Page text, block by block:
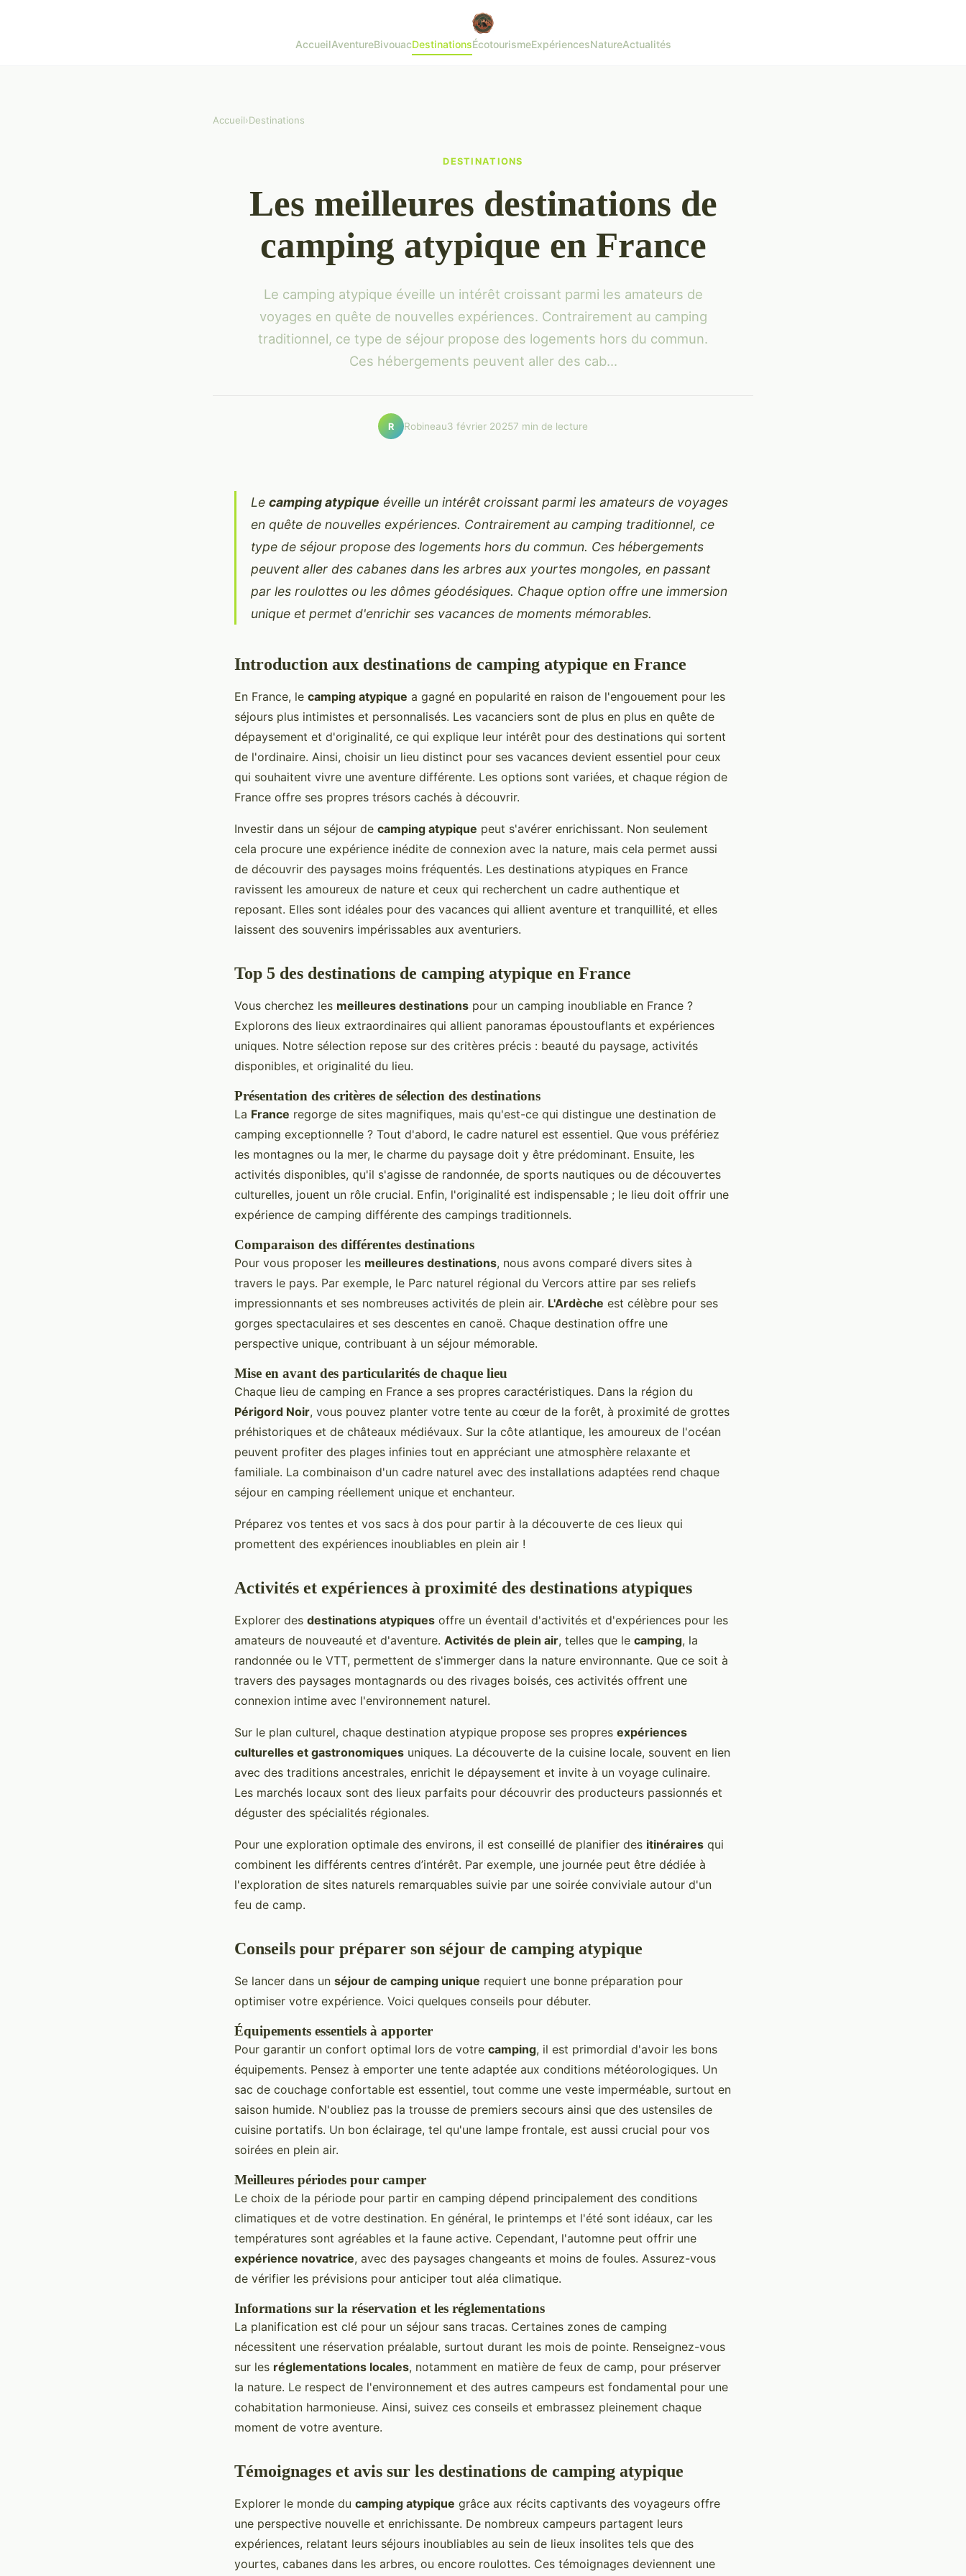
AccueilAventureBivouacDestinationsÉcotourismeExpériencesNatureActualités
Accueil›Destinations
DESTINATIONS
Les meilleures destinations de
camping atypique en France
Le camping atypique éveille un intérêt croissant parmi les amateurs de
voyages en quête de nouvelles expériences. Contrairement au camping
traditionnel, ce type de séjour propose des logements hors du commun.
Ces hébergements peuvent aller des cab...
R Robineau3 février 20257 min de lecture
Le camping atypique éveille un intérêt croissant parmi les amateurs de voyages
en quête de nouvelles expériences. Contrairement au camping traditionnel, ce
type de séjour propose des logements hors du commun. Ces hébergements
peuvent aller des cabanes dans les arbres aux yourtes mongoles, en passant
par les roulottes ou les dômes géodésiques. Chaque option offre une immersion
unique et permet d'enrichir ses vacances de moments mémorables.
Introduction aux destinations de camping atypique en France
En France, le camping atypique a gagné en popularité en raison de l'engouement pour les
séjours plus intimistes et personnalisés. Les vacanciers sont de plus en plus en quête de
dépaysement et d'originalité, ce qui explique leur intérêt pour des destinations qui sortent
de l'ordinaire. Ainsi, choisir un lieu distinct pour ses vacances devient essentiel pour ceux
qui souhaitent vivre une aventure différente. Les options sont variées, et chaque région de
France offre ses propres trésors cachés à découvrir.
Investir dans un séjour de camping atypique peut s'avérer enrichissant. Non seulement
cela procure une expérience inédite de connexion avec la nature, mais cela permet aussi
de découvrir des paysages moins fréquentés. Les destinations atypiques en France
ravissent les amoureux de nature et ceux qui recherchent un cadre authentique et
reposant. Elles sont idéales pour des vacances qui allient aventure et tranquillité, et elles
laissent des souvenirs impérissables aux aventuriers.
Top 5 des destinations de camping atypique en France
Vous cherchez les meilleures destinations pour un camping inoubliable en France ?
Explorons des lieux extraordinaires qui allient panoramas époustouflants et expériences
uniques. Notre sélection repose sur des critères précis : beauté du paysage, activités
disponibles, et originalité du lieu.
Présentation des critères de sélection des destinations
La France regorge de sites magnifiques, mais qu'est-ce qui distingue une destination de
camping exceptionnelle ? Tout d'abord, le cadre naturel est essentiel. Que vous préfériez
les montagnes ou la mer, le charme du paysage doit y être prédominant. Ensuite, les
activités disponibles, qu'il s'agisse de randonnée, de sports nautiques ou de découvertes
culturelles, jouent un rôle crucial. Enfin, l'originalité est indispensable ; le lieu doit offrir une
expérience de camping différente des campings traditionnels.
Comparaison des différentes destinations
Pour vous proposer les meilleures destinations, nous avons comparé divers sites à
travers le pays. Par exemple, le Parc naturel régional du Vercors attire par ses reliefs
impressionnants et ses nombreuses activités de plein air. L'Ardèche est célèbre pour ses
gorges spectaculaires et ses descentes en canoë. Chaque destination offre une
perspective unique, contribuant à un séjour mémorable.
Mise en avant des particularités de chaque lieu
Chaque lieu de camping en France a ses propres caractéristiques. Dans la région du
Périgord Noir, vous pouvez planter votre tente au cœur de la forêt, à proximité de grottes
préhistoriques et de châteaux médiévaux. Sur la côte atlantique, les amoureux de l'océan
peuvent profiter des plages infinies tout en appréciant une atmosphère relaxante et
familiale. La combinaison d'un cadre naturel avec des installations adaptées rend chaque
séjour en camping réellement unique et enchanteur.
Préparez vos tentes et vos sacs à dos pour partir à la découverte de ces lieux qui
promettent des expériences inoubliables en plein air !
Activités et expériences à proximité des destinations atypiques
Explorer des destinations atypiques offre un éventail d'activités et d'expériences pour les
amateurs de nouveauté et d'aventure. Activités de plein air, telles que le camping, la
randonnée ou le VTT, permettent de s'immerger dans la nature environnante. Que ce soit à
travers des paysages montagnards ou des rivages boisés, ces activités offrent une
connexion intime avec l'environnement naturel.
Sur le plan culturel, chaque destination atypique propose ses propres expériences
culturelles et gastronomiques uniques. La découverte de la cuisine locale, souvent en lien
avec des traditions ancestrales, enrichit le dépaysement et invite à un voyage culinaire.
Les marchés locaux sont des lieux parfaits pour découvrir des producteurs passionnés et
déguster des spécialités régionales.
Pour une exploration optimale des environs, il est conseillé de planifier des itinéraires qui
combinent les différents centres d’intérêt. Par exemple, une journée peut être dédiée à
l'exploration de sites naturels remarquables suivie par une soirée conviviale autour d'un
feu de camp.
Conseils pour préparer son séjour de camping atypique
Se lancer dans un séjour de camping unique requiert une bonne préparation pour
optimiser votre expérience. Voici quelques conseils pour débuter.
Équipements essentiels à apporter
Pour garantir un confort optimal lors de votre camping, il est primordial d'avoir les bons
équipements. Pensez à emporter une tente adaptée aux conditions météorologiques. Un
sac de couchage confortable est essentiel, tout comme une veste imperméable, surtout en
saison humide. N'oubliez pas la trousse de premiers secours ainsi que des ustensiles de
cuisine portatifs. Un bon éclairage, tel qu'une lampe frontale, est aussi crucial pour vos
soirées en plein air.
Meilleures périodes pour camper
Le choix de la période pour partir en camping dépend principalement des conditions
climatiques et de votre destination. En général, le printemps et l'été sont idéaux, car les
températures sont agréables et la faune active. Cependant, l'automne peut offrir une
expérience novatrice, avec des paysages changeants et moins de foules. Assurez-vous
de vérifier les prévisions pour anticiper tout aléa climatique.
Informations sur la réservation et les réglementations
La planification est clé pour un séjour sans tracas. Certaines zones de camping
nécessitent une réservation préalable, surtout durant les mois de pointe. Renseignez-vous
sur les réglementations locales, notamment en matière de feux de camp, pour préserver
la nature. Le respect de l'environnement et des autres campeurs est fondamental pour une
cohabitation harmonieuse. Ainsi, suivez ces conseils et embrassez pleinement chaque
moment de votre aventure.
Témoignages et avis sur les destinations de camping atypique
Explorer le monde du camping atypique grâce aux récits captivants des voyageurs offre
une perspective nouvelle et enrichissante. De nombreux campeurs partagent leurs
expériences, relatant leurs séjours inoubliables au sein de lieux insolites tels que des
yourtes, cabanes dans les arbres, ou encore roulottes. Ces témoignages deviennent une